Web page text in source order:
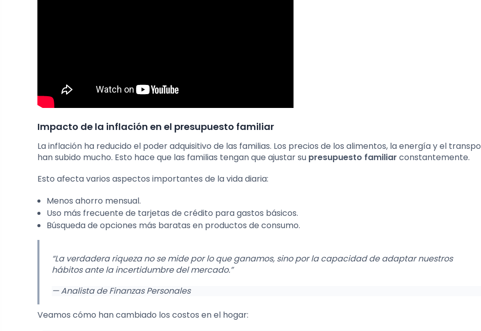
Impacto de la inflación en el presupuesto familiar
La inflación ha reducido el poder adquisitivo de las familias. Los precios de los alimentos, la energía y el
han subido mucho. Esto hace que las familias tengan que ajustar su presupuesto familiar constantemente.
Esto afecta varios aspectos importantes de la vida diaria:
Menos ahorro mensual.
Uso más frecuente de tarjetas de crédito para gastos básicos.
Búsqueda de opciones más baratas en productos de consumo.
“La verdadera riqueza no se mide por lo que ganamos, sino por la capacidad de adaptar nuestros
hábitos ante la incertidumbre del mercado.”
— Analista de Finanzas Personales
Veamos cómo han cambiado los costos en el hogar: